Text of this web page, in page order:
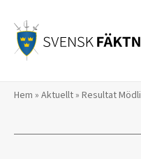
innehåll
Hem » Aktuellt» Resultat